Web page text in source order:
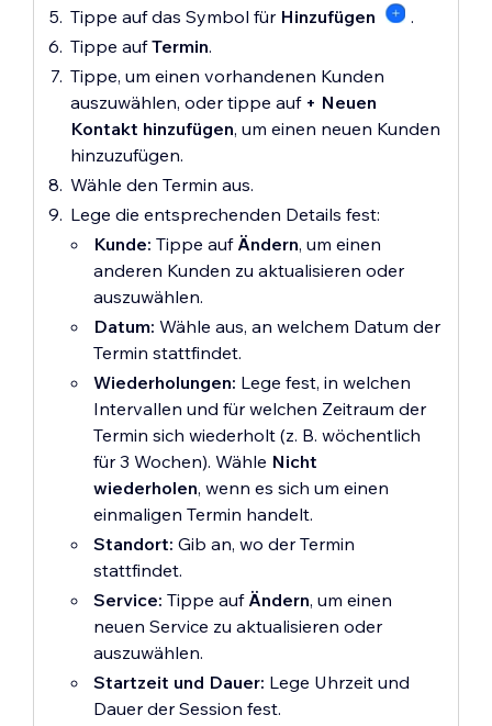
Tippe auf das Symbol für Hinzufügen
.
Tippe aufTermin.
Tippe, um einen vorhandenen Kunden
auszuwählen, oder tippe auf + Neuen
Kontakt hinzufügen, um einen neuen Kunden
hinzuzufügen.
Wähle den Termin aus.
Lege die entsprechenden Details fest:
Kunde: Tippe auf Ändern, um einen
anderen Kunden zu aktualisieren oder
auszuwählen.
Datum: Wähle aus, an welchem Datum der
Termin stattfindet.
Wiederholungen: Lege fest, in welchen
Intervallen und für welchen Zeitraum der
Termin sich wiederholt (z. B. wöchentlich
für 3 Wochen). Wähle Nicht
wiederholen, wenn es sich um einen
einmaligen Termin handelt.
Standort: Gib an, wo der Termin
stattfindet.
Service: Tippe auf Ändern, um einen
neuen Service zu aktualisieren oder
auszuwählen.
Startzeit und Dauer: Lege Uhrzeit und
Dauer der Session fest.